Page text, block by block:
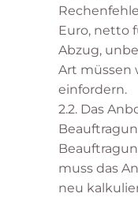
Euro, netto
Abzug,
Art müssen
einfordern.
2.2. Das
muss das
neu